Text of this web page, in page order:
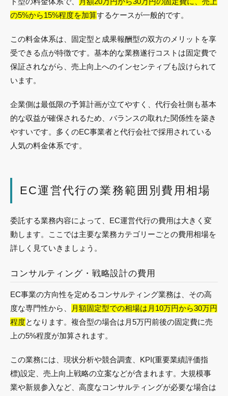
の5%から15%程度を加算するケースが一般的です。
この料金体系は、固定型と成果報酬型の双方のメリットを享
受できる点が特徴です。基本的な業務遂行コストは固定費で
保証されながら、売上向上へのインセンティブも設けられて
います。
企業側は最低限の予算計画が立てやすく、代行会社側も基本
的な収益が確保されるため、バランスの取れた関係性を築き
やすいです。多くのEC事業者と代行会社で採用されている
人気の料金体系です。
EC運営代行の業務範囲別費用相場
委託する業務内容によって、EC運営代行の費用は大きく変
動します。ここでは主要な業務カテゴリーごとの費用相場を
詳しく見ていきましょう。
コンサルティング・戦略設計の費用
EC事業の方向性を定めるコンサルティング業務は、その高
度な専門性から、
月額固定型での相場は月10万円から30万円
程度となります。複合型の場合は月5万円前後の固定費に売
上の5%程度が加算されます。
この業務には、現状分析や競合調査、KPI(重要業績評価指
標)設定、売上向上戦略の立案などが含まれます。大規模事
業や新規参入など、高度なコンサルティングが必要な場合は